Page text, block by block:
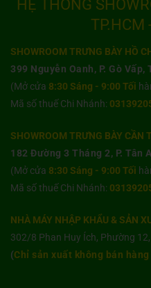
HỆ THỐNG
TP.HCM
SHOWROOM TRƯNG BÀY HỒ
399 Nguyễn Oanh, P. Gò Vấp,
(Mở cửa 8:30 Sáng - 9:00 Tối
Mã số thuế Chi Nhánh:
SHOWROOM TRƯNG BÀY CẦN
182 Đường 3 Tháng 2, P. Tân
(Mở cửa 8:30 Sáng - 9:00 Tối
Mã số thuế Chi Nhánh:
NHÀ MÁY NHẬP KHẨU & SẢN
302/8 Phan Huy Ích, Phường 12,
(Chỉ sản xuất không bán